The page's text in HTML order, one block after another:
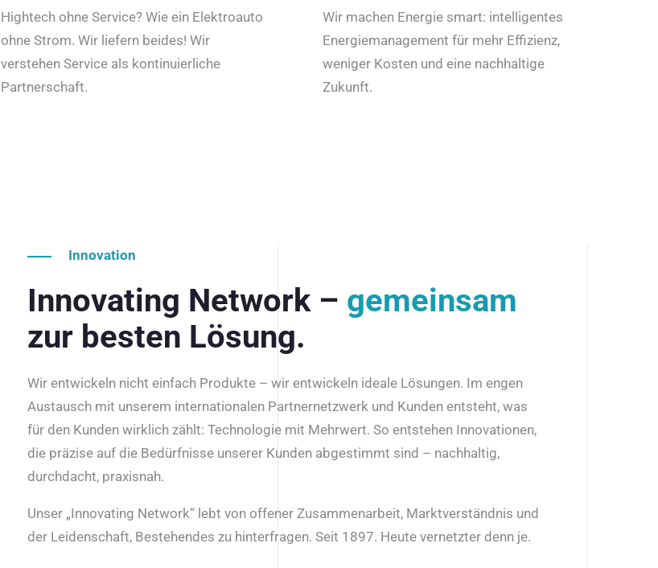
Hightech ohne Service? Wie ein Elektroauto
ohne Strom. Wir liefern beides! Wir
verstehen Service als kontinuierliche
Partnerschaft.
Wir machen Energie smart: intelligentes
Energiemanagement für mehr Effizienz,
weniger Kosten und eine nachhaltige
Zukunft.
Innovation
Innovating Network – gemeinsam
zur besten Lösung.
Wir entwickeln nicht einfach Produkte – wir entwickeln ideale Lösungen. Im engen
Austausch mit unserem internationalen Partnernetzwerk und Kunden entsteht, was
für den Kunden wirklich zählt: Technologie mit Mehrwert. So entstehen Innovationen,
die präzise auf die Bedürfnisse unserer Kunden abgestimmt sind – nachhaltig,
durchdacht, praxisnah.
Unser „Innovating Network“ lebt von offener Zusammenarbeit, Marktverständnis und
der Leidenschaft, Bestehendes zu hinterfragen. Seit 1897. Heute vernetzter denn je.